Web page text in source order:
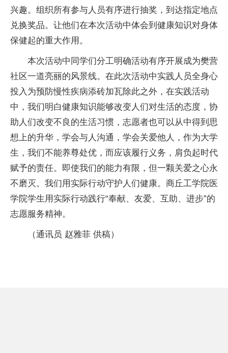
兴趣。组织所有参与人员有序进行抽奖，到达指定地点
兑换奖品。让他们在本次活动中体会到健康知识对身体
保健起的重大作用。
本次活动中同学们分工明确活动有序开展成为樊营
社区一道亮丽的风景线。在此次活动中实践人员全身心
投入为预防慢性疾病添砖加瓦除此之外，在实践活动
中，我们明白健康知识能够改变人们对生活的态度，协
助人们改变不良的生活习惯，志愿者也可以从中得到思
想上的升华，学会与人沟通，学会关爱他人，作为大学
生，我们不能养尊处优，而应该履行义务，肩负起时代
赋予的责任。即使我们的能力有限，但一颗关爱之心永
不磨灭。我们用实际行动守护人们健康。商丘工学院医
学院学生用实际行动践行“奉献、友爱、互助、进步”的
志愿服务精神。
（通讯员 赵雅菲 供稿）